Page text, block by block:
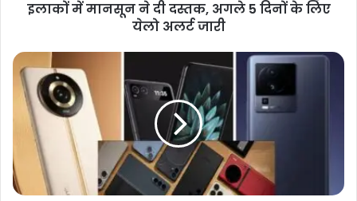
इलाकों में मानसून ने दी दस्तक, अगले 5 दिनों के लिए
येलो अलर्ट जारी